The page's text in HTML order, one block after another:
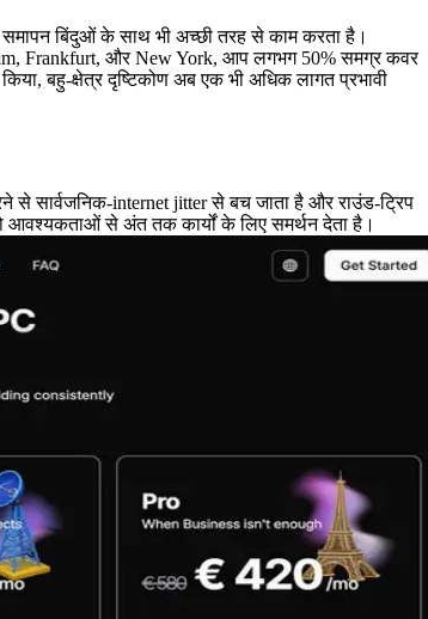
बिंदुओं के साथ भी अच्छी तरह से काम करता है।
Frankfurt, और New York, आप लगभग 50% समग्र कवर
बहु-क्षेत्र दृष्टिकोण अब एक भी अधिक लागत प्रभावी
सार्वजनिक-internet jitter से बच जाता है और राउंड-ट्रिप
आवश्यकताओं से अंत तक कार्यों के लिए समर्थन देता है।